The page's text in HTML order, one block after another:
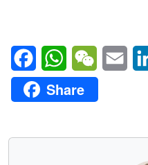
FacebookWhatsAppWeChatEmail
Share